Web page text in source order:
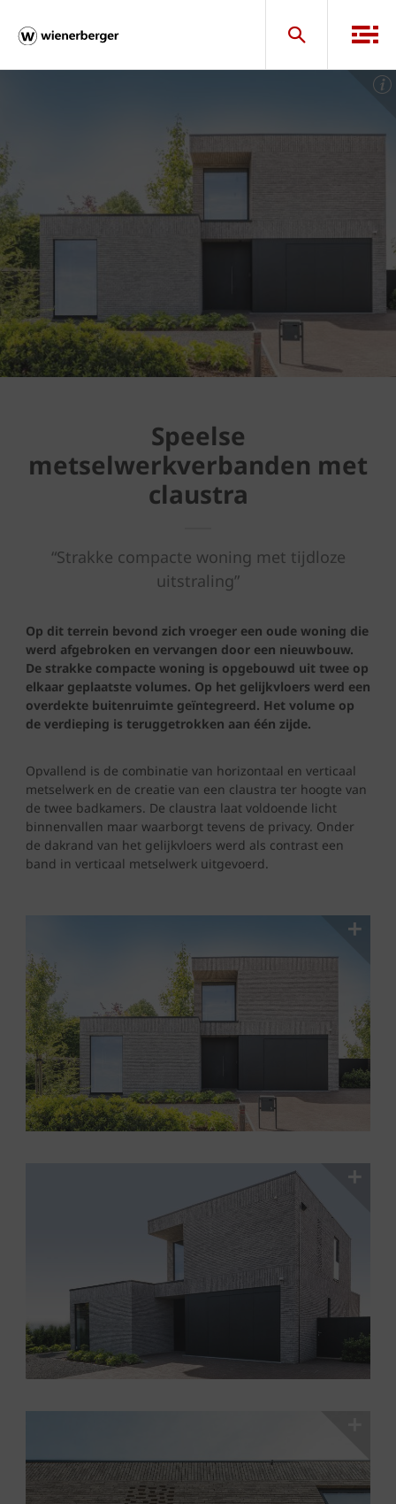
Speelse
metselwerkverbanden met
claustra
“Strakke compacte woning met tijdloze
uitstraling”
Op dit terrein bevond zich vroeger een oude woning die
werd afgebroken en vervangen door een nieuwbouw.
De strakke compacte woning is opgebouwd uit twee op
elkaar geplaatste volumes. Op het gelijkvloers werd een
overdekte buitenruimte geïntegreerd. Het volume op
de verdieping is teruggetrokken aan één zijde.
Opvallend is de combinatie van horizontaal en verticaal
metselwerk en de creatie van een claustra ter hoogte van
de twee badkamers. De claustra laat voldoende licht
binnenvallen maar waarborgt tevens de privacy. Onder
de dakrand van het gelijkvloers werd als contrast een
band in verticaal metselwerk uitgevoerd.